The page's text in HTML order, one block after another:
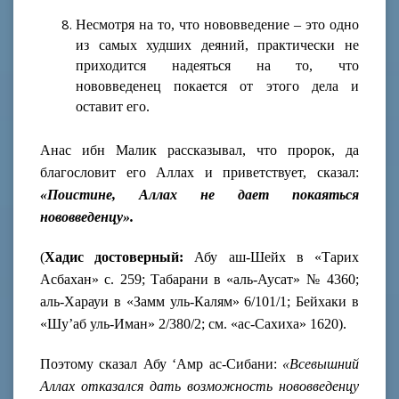
Несмотря на то, что нововведение – это одно
из самых худших деяний, практически не
приходится надеяться на то, что
нововведенец покается от этого дела и
оставит его.
Анас ибн Малик рассказывал, что пророк, да
благословит его Аллах и приветствует, сказал:
«Поистине, Аллах не дает покаяться
нововведенцу».
(Хадис достоверный: Абу аш-Шейх в «Тарих
Асбахан» с. 259; Табарани в «аль-Аусат» № 4360;
аль-Харауи в «Замм уль-Калям» 6/101/1; Бейхаки в
«Шу’аб уль-Иман» 2/380/2; см. «ас-Сахиха» 1620).
Поэтому сказал Абу ‘Амр ас-Сибани: «Всевышний
Аллах отказался дать возможность нововведенцу